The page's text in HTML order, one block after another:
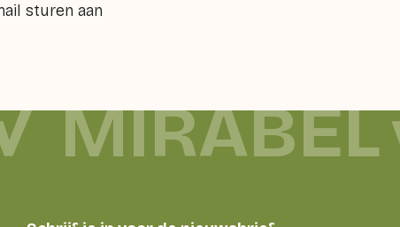
sturen aan
MIRABEL